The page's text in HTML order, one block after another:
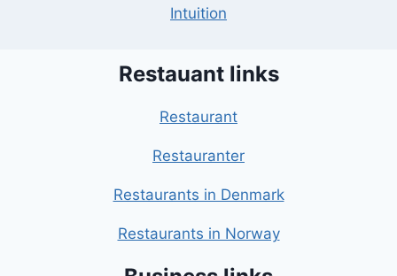
Intuition
Restauant links
Restaurant
Restauranter
Restaurants in Denmark
Restaurants in Norway